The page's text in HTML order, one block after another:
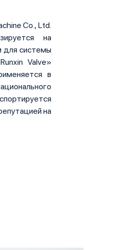
Co., Ltd.
на
для системы
Valve»
в
на